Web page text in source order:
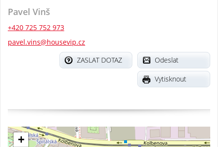
Pavel Vinš
+420 725 752 973
pavel.vins@housevip.cz
Odeslat
ZASLAT DOTAZ
Vytisknout
+